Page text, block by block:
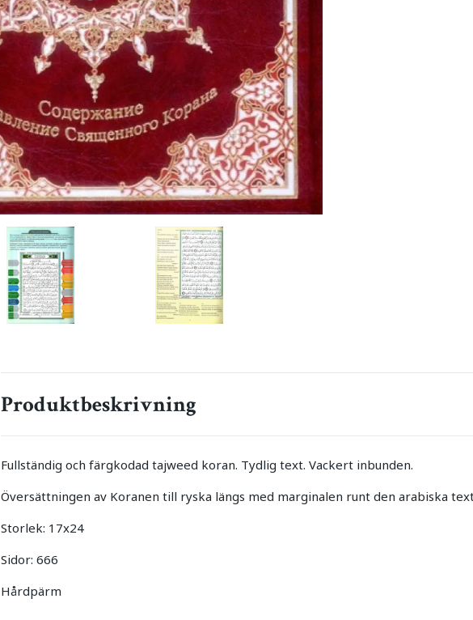
Produktbeskrivning
Fullständig och färgkodad tajweed koran. Tydlig text. Vackert inbunden.
Översättningen av Koranen till ryska längs med marginalen runt den arabiska
Storlek: 17x24
Sidor: 666
Hårdpärm